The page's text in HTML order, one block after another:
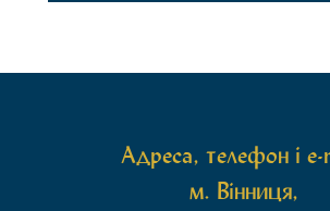
Адреса, телефон і e-
м. Вінниця,